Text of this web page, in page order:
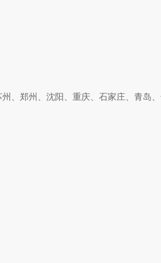
、郑州、沈阳、重庆、石家庄、青岛